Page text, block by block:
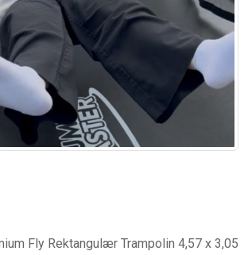
Fly Rektangulær Trampolin 4,57 x 3,05